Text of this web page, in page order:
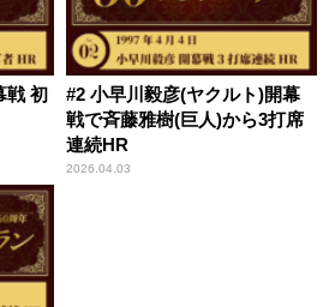
#2 小早川毅彦(ヤクルト)開幕
戦で斉藤雅樹(巨人)から3打席
連続HR
2026.04.03